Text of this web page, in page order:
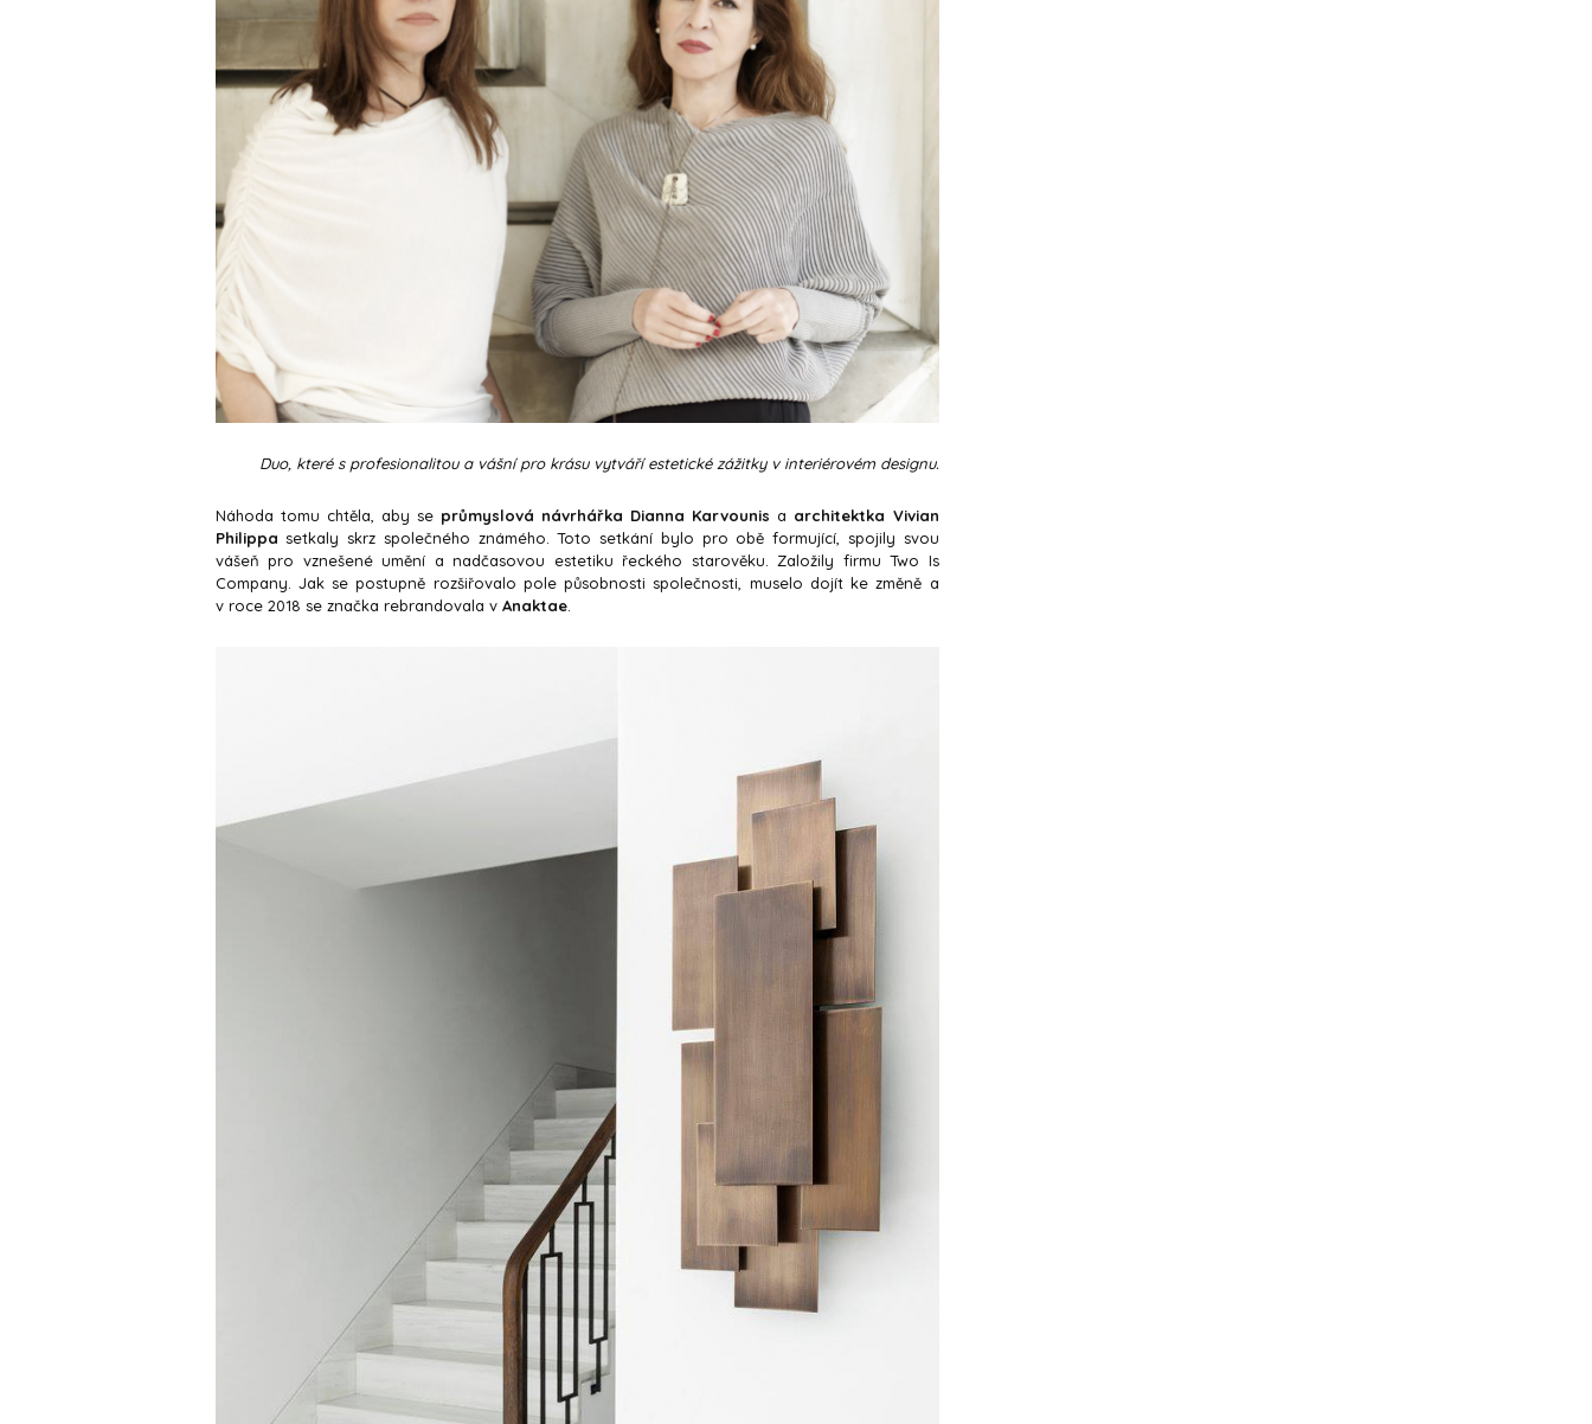
Duo, které s profesionalitou a vášní pro krásu vytváří estetické zážitky v interiérovém designu.
Náhoda tomu chtěla, aby se průmyslová návrhářka Dianna Karvounis a architektka Vivian
Philippa setkaly skrz společného známého. Toto setkání bylo pro obě formující, spojily svou
vášeň pro vznešené umění a nadčasovou estetiku řeckého starověku. Založily firmu Two Is
Company. Jak se postupně rozšiřovalo pole působnosti společnosti, muselo dojít ke změně a
v roce 2018 se značka rebrandovala v Anaktae.